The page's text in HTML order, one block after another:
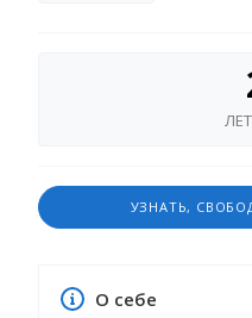
УЗНАТЬ,
О себе